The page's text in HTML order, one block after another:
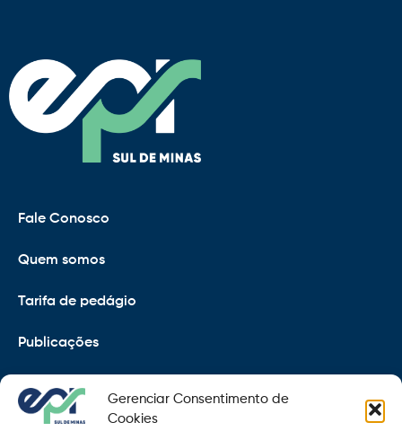
Gerenciar Consentimento de
Cookies
Fale Conosco
Quem somos
Tarifa de pedágio
Publicações
Copyright 2021 © 2026 Grupo EPR - Todos Os Direitos